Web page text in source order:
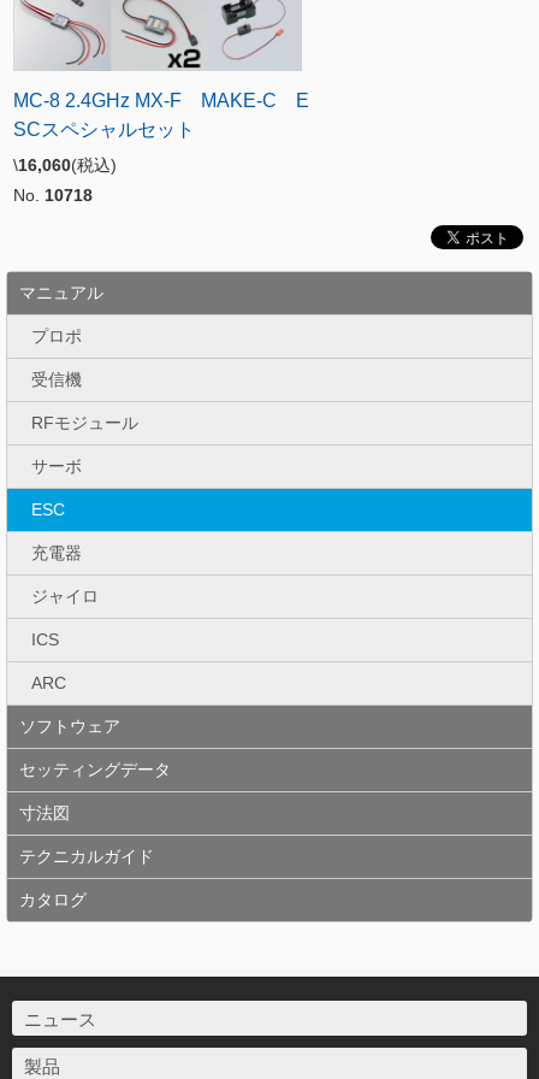
MC-8 2.4GHz MX-F MAKE-C E
SCスペシャルセット
\16,060(税込)
No. 10718
マニュアル
プロポ
受信機
RFモジュール
サーボ
ESC
充電器
ジャイロ
ICS
ARC
ソフトウェア
セッティングデータ
寸法図
テクニカルガイド
カタログ
ニュース
製品